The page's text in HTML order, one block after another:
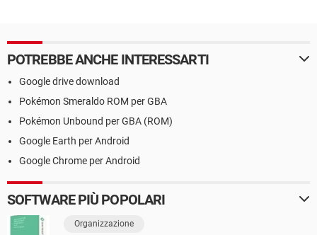
POTREBBE ANCHE INTERESSARTI
Google drive download
Pokémon Smeraldo ROM per GBA
Pokémon Unbound per GBA (ROM)
Google Earth per Android
Google Chrome per Android
SOFTWARE PIÙ POPOLARI
Organizzazione